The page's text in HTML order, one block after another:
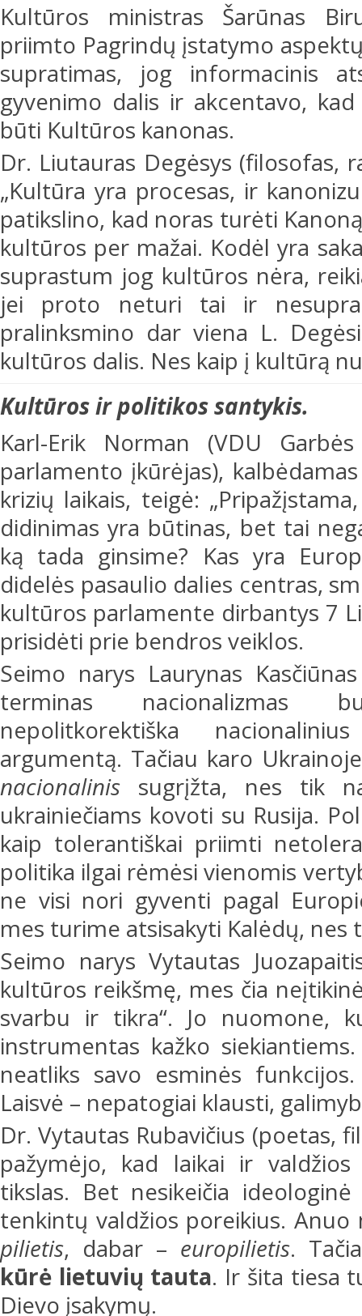
Kultūros ministras Šarūnas
priimto Pagrindų įstatymo
supratimas, jog informacinis
gyvenimo dalis ir akcentavo,
būti Kultūros kanonas.
Dr. Liutauras Degėsys (filosofas,
„Kultūra yra procesas, ir
patikslino, kad noras turėti
kultūros per mažai. Kodėl yra
suprastum jog kultūros nėra,
jei proto neturi tai ir
pralinksmino dar viena L.
kultūros dalis. Nes kaip į kultūrą
Kultūros ir politikos santykis.
Karl-Erik Norman (VDU
parlamento įkūrėjas),
krizių laikais, teigė:
didinimas yra būtinas, bet tai
ką tada ginsime? Kas yra
didelės pasaulio dalies centras,
kultūros parlamente dirbantys 7
prisidėti prie bendros veiklos.
Seimo narys Laurynas
terminas nacionalizmas
nepolitkorektiška
argumentą. Tačiau karo
nacionalinis sugrįžta, nes tik
ukrainiečiams kovoti su Rusija.
kaip tolerantiškai priimti
politika ilgai rėmėsi vienomis
ne visi nori gyventi pagal
mes turime atsisakyti Kalėdų, nes
Seimo narys Vytautas
kultūros reikšmę, mes čia
svarbu ir tikra“. Jo nuomone,
instrumentas kažko
neatliks savo esminės
Laisvė – nepatogiai klausti,
Dr. Vytautas Rubavičius (poetas,
pažymėjo, kad laikai ir
tikslas. Bet nesikeičia
tenkintų valdžios poreikius.
pilietis, dabar – europilietis.
kūrė lietuvių tauta. Ir šita tiesa
Dievo įsakymų.